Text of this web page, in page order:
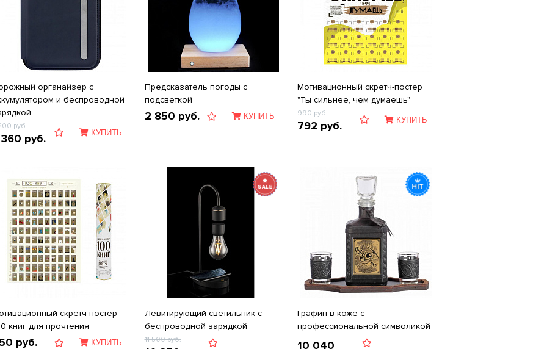
органайзер с
и беспроводной
руб.
руб. КУПИТЬ
Предсказатель погоды с
подсветкой
2 850 руб. КУПИТЬ
Мотивационный скретч-постер
"Ты сильнее, чем думаешь"
990руб.
792 руб. КУПИТЬ
скретч-постер
книг для прочтения
руб. КУПИТЬ
Левитирующий светильник с
беспроводной зарядкой
11 500руб.
Графин в коже с
профессиональной символикой
10 040